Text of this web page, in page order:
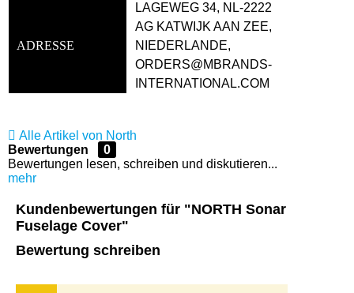
ADRESSE
LAGEWEG 34, NL-2222
AG KATWIJK AAN ZEE,
NIEDERLANDE,
ORDERS@MBRANDS-
INTERNATIONAL.COM
Alle Artikel von North
Bewertungen
0
Bewertungen lesen, schreiben und diskutieren...
mehr
Kundenbewertungen für "NORTH Sonar
Fuselage Cover"
Bewertung schreiben